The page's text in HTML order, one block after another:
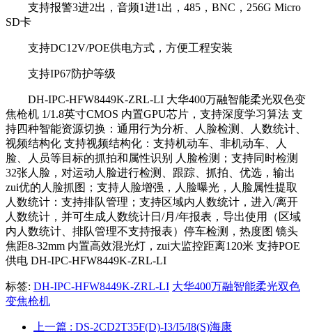
支持报警3进2出，音频1进1出，485，BNC，256G Micro
SD卡
支持DC12V/POE供电方式，方便工程安装
支持IP67防护等级
DH-IPC-HFW8449K-ZRL-LI 大华400万融智能柔光双色变
焦枪机 1/1.8英寸CMOS 内置GPU芯片，支持深度学习算法 支
持四种智能资源切换：通用行为分析、人脸检测、人数统计、
视频结构化 支持视频结构化：支持机动车、非机动车、人
脸、人员等目标的抓拍和属性识别 人脸检测；支持同时检测
32张人脸，对运动人脸进行检测、跟踪、抓拍、优选，输出
zui优的人脸抓图；支持人脸增强，人脸曝光，人脸属性提取
人数统计：支持排队管理；支持区域内人数统计，进入/离开
人数统计，并可生成人数统计日/月/年报表，导出使用（区域
内人数统计、排队管理不支持报表）停车检测，热度图 镜头
焦距8-32mm 内置高效混光灯，zui大监控距离120米 支持POE
供电 DH-IPC-HFW8449K-ZRL-LI
标签: DH-IPC-HFW8449K-ZRL-LI 大华400万融智能柔光双色
变焦枪机
上一篇 : DS-2CD2T35F(D)-I3/I5/I8(S)海康